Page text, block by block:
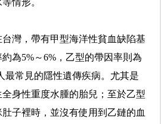
情形。
灣，帶有甲型海洋性貧血缺陷基
為5%～6%，乙型的帶因率則為
最常見的隱性遺傳疾病。尤其是
身性重度水腫的胎兒；至於乙型
子裡時，並沒有使用到乙鏈的血